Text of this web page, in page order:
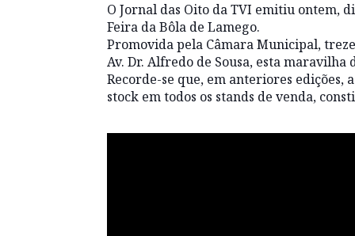
O Jornal das Oito da TVI emitiu ontem,
Feira da Bôla de Lamego.
Promovida pela Câmara Municipal,
Av. Dr. Alfredo de Sousa, esta
Recorde-se que, em anteriores
stock em todos os stands de venda,